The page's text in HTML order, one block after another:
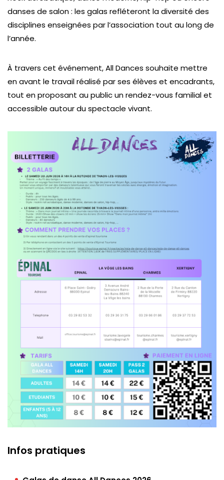
danses de salon : les galas refléteront la diversité des
disciplines enseignées par l’association tout au long de
l’année.
À travers cet événement, All Dances souhaite mettre
en avant le travail réalisé par ses élèves et encadrants,
tout en proposant au public un rendez-vous familial et
accessible autour du spectacle vivant.
Infos pratiques